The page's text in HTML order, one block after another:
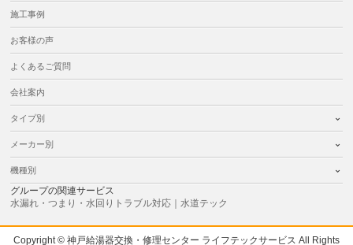
施工事例
お客様の声
よくあるご質問
会社案内
タイプ別
メーカー別
機種別
グループの関連サービス
水漏れ・つまり・水回りトラブル対応｜水道テック
Copyright © 神戸給湯器交換・修理センター ライフテックサービス All Rights